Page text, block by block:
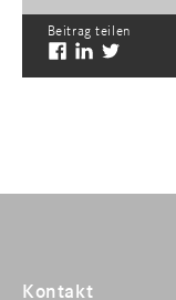
Beitrag teilen
Kontakt